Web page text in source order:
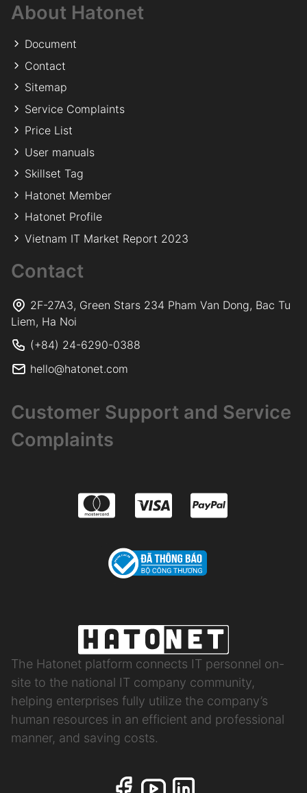
About Hatonet
Document
Contact
Sitemap
Service Complaints
Price List
User manuals
Skillset Tag
Hatonet Member
Hatonet Profile
Vietnam IT Market Report 2023
Contact
2F-27A3, Green Stars 234 Pham Van Dong, Bac Tu
Liem, Ha Noi
(+84) 24-6290-0388
hello@hatonet.com
Customer Support and Service
Complaints
The Hatonet platform connects IT personnel on-
site to the national IT company community,
helping enterprises fully utilize the company’s
human resources in an efficient and professional
manner, and saving costs.